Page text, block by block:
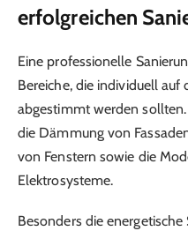
erfolgreichen
Eine professionelle
Bereiche, die individuell auf
abgestimmt werden
die Dämmung von
von Fenstern sowie die
Elektrosysteme.
Besonders die